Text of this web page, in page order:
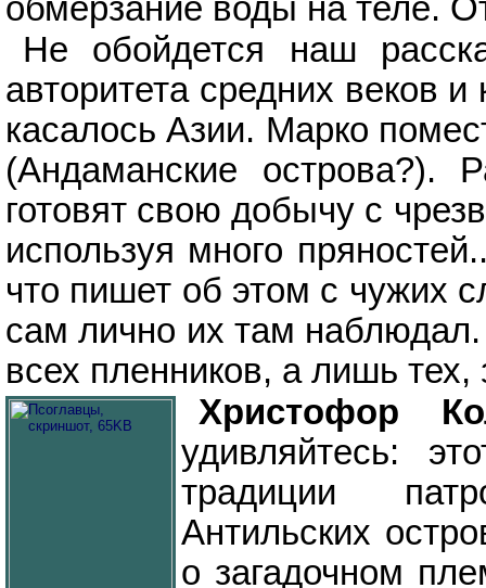
обмерзание воды на теле.
Не обойдется наш
авторитета средних веков
касалось Азии. Марко
(Андаманские
готовят свою добычу с
используя много
что пишет об этом с чужих
сам лично их там
всех пленников, а лишь тех,
Христофор
удивляйтесь:
традиции
Антильских
о загадочном